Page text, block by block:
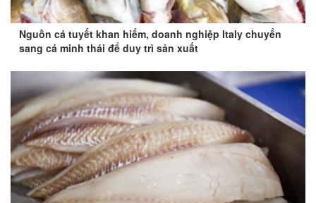
Nguồn cá tuyết khan hiếm, doanh nghiệp Italy chuyển
sang cá minh thái để duy trì sản xuất